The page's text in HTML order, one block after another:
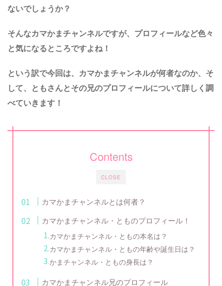
ないでしょうか？
そんなカマかまチャンネルですが、プロフィールなど色々
と気になるところですよね！
という訳で今回は、カマかまチャンネルが何者なのか、そ
して、ともさんとその兄のプロフィールについて詳しく調
べていきます！
CLOSE
Contents
カマかまチャンネルとは何者？
カマかまチャンネル・とものプロフィール！
カマかまチャンネル・ともの本名は？
カマかまチャンネル・ともの年齢や誕生日は？
かまチャンネル・ともの身長は？
カマかまチャンネル兄のプロフィール